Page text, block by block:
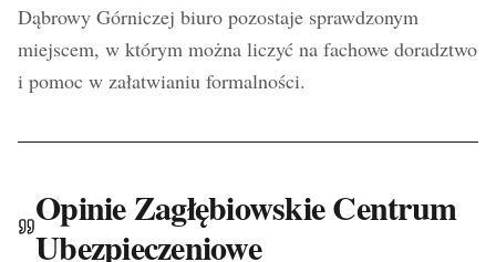
Dąbrowy Górniczej biuro pozostaje sprawdzonym
miejscem, w którym można liczyć na fachowe doradztwo
i pomoc w załatwianiu formalności.
Opinie Zagłębiowskie Centrum
Ubezpieczeniowe